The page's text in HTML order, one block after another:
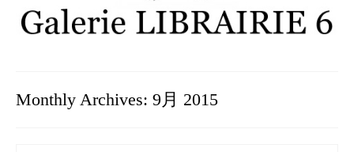
Monthly Archives: 9月 2015